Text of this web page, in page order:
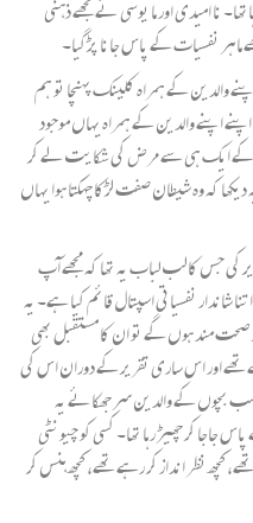
نا امیدی اور ما یوسی نے مجھے ذہنی
نفسیات کے پاس جانا پڑگیا۔
کے ہمراہ کلینک پہنچا تو ہم
اپنے والدین کے ہمراہ یہاں موجود
ایک ہی سے مرض کی شکایت لے کر
کہ وہ شیطان صفت لڑکا چہکتا ہوا یہاں
کی جس کالب لباب یہ تھا کہ مجھے آپ
نفسیاتی اسپتال قائم کیا ہے۔ یہ
صحت مند ہوں گے تو ان کا مستقبل بھی
اور اس ساری تقریر کے دوران اس کی
بچوں کے والدین سر جھکائے یہ
جاجا کر چھیڑ رہا تھا۔ کسی کو چیونٹی
کچھ نظر انداز کر رہے تھے، کچھ ہنس کر